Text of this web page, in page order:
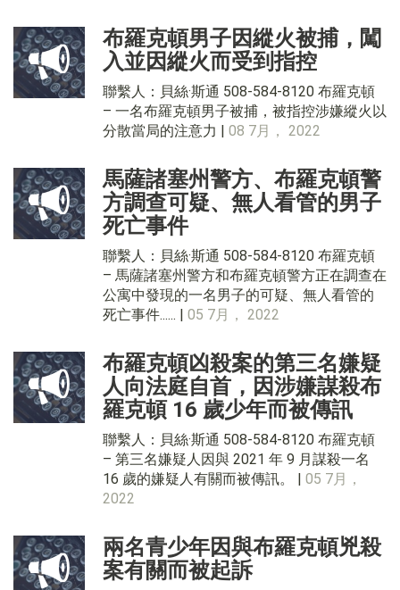
布羅克頓男子因縱火被捕，闖
入並因縱火而受到指控
聯繫人：貝絲·斯通 508-584-8120 布羅克頓
– 一名布羅克頓男子被捕，被指控涉嫌縱火以
分散當局的注意力 | 08 7月， 2022
馬薩諸塞州警方、布羅克頓警
方調查可疑、無人看管的男子
死亡事件
聯繫人：貝絲·斯通 508-584-8120 布羅克頓
– 馬薩諸塞州警方和布羅克頓警方正在調查在
公寓中發現的一名男子的可疑、無人看管的
死亡事件...... | 05 7月， 2022
布羅克頓凶殺案的第三名嫌疑
人向法庭自首，因涉嫌謀殺布
羅克頓 16 歲少年而被傳訊
聯繫人：貝絲·斯通 508-584-8120 布羅克頓
– 第三名嫌疑人因與 2021 年 9 月謀殺一名
16 歲的嫌疑人有關而被傳訊。 | 05 7月，
2022
兩名青少年因與布羅克頓兇殺
案有關而被起訴